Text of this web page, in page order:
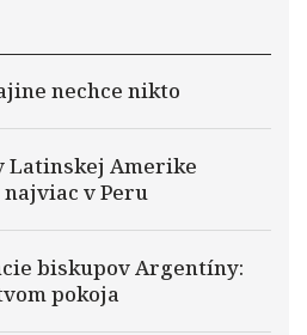
nechce nikto
Latinskej Amerike
v Peru
biskupov Argentíny:
pokoja